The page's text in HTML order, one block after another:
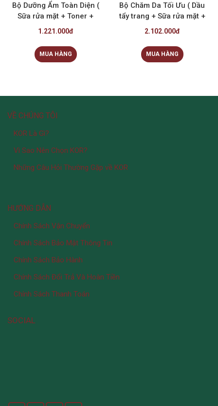
Bộ Dưỡng Ẩm Toàn Diện (
Sữa rửa mặt + Toner +
Serum )
1.221.000đ
MUA HÀNG
Bộ Chăm Da Tối Ưu ( Dầu
tẩy trang + Sữa rửa mặt +
Toner + Serum + Kem
2.102.000đ
MUA HÀNG
VỀ CHÚNG TÔI
KOR Là Gì?
Vì Sao Nên Chọn KOR?
Những Câu Hỏi Thường Gặp về KOR
HƯỚNG DẪN
Chính Sách Vận Chuyển
Chính Sách Bảo Mật Thông Tin
Chính Sách Bảo Hành
Chính Sách Đổi Trả Và Hoàn Tiền
Chính Sách Thanh Toán
SOCIAL